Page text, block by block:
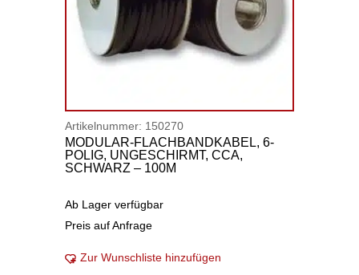
Artikelnummer: 150270
MODULAR-FLACHBANDKABEL, 6-
POLIG, UNGESCHIRMT, CCA,
SCHWARZ – 100M
Ab Lager verfügbar
Preis auf Anfrage
Zur Wunschliste hinzufügen